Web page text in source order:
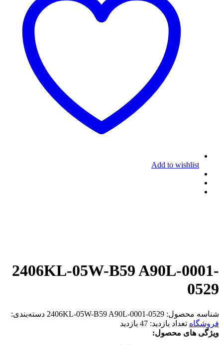
Add to wishlist
2406KL-05W-B59 A90L-0001-
0529
شناسه محصول: 2406KL-05W-B59 A90L-0001-0529 دسته‌بندی:
فروشگاه تعداد بازدید: 47 بازدید
ویژگی های محصول: